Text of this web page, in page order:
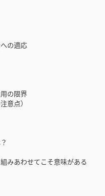
の適応
の限界
意点）
みあわせてこそ意味がある